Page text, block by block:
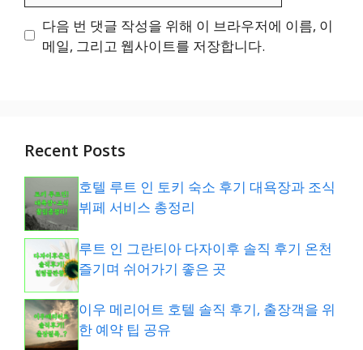
트
다음 번 댓글 작성을 위해 이 브라우저에 이름, 이
메일, 그리고 웹사이트를 저장합니다.
Recent Posts
호텔 루트 인 토키 숙소 후기 대욕장과 조식
뷔페 서비스 총정리
루트 인 그란티아 다자이후 솔직 후기 온천
즐기며 쉬어가기 좋은 곳
이우 메리어트 호텔 솔직 후기, 출장객을 위
한 예약 팁 공유